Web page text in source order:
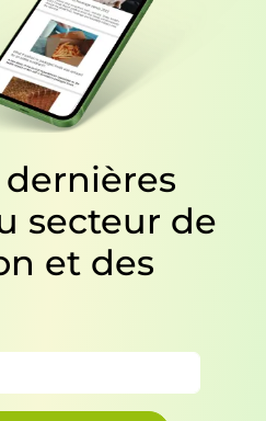
dernières
secteur de
et des